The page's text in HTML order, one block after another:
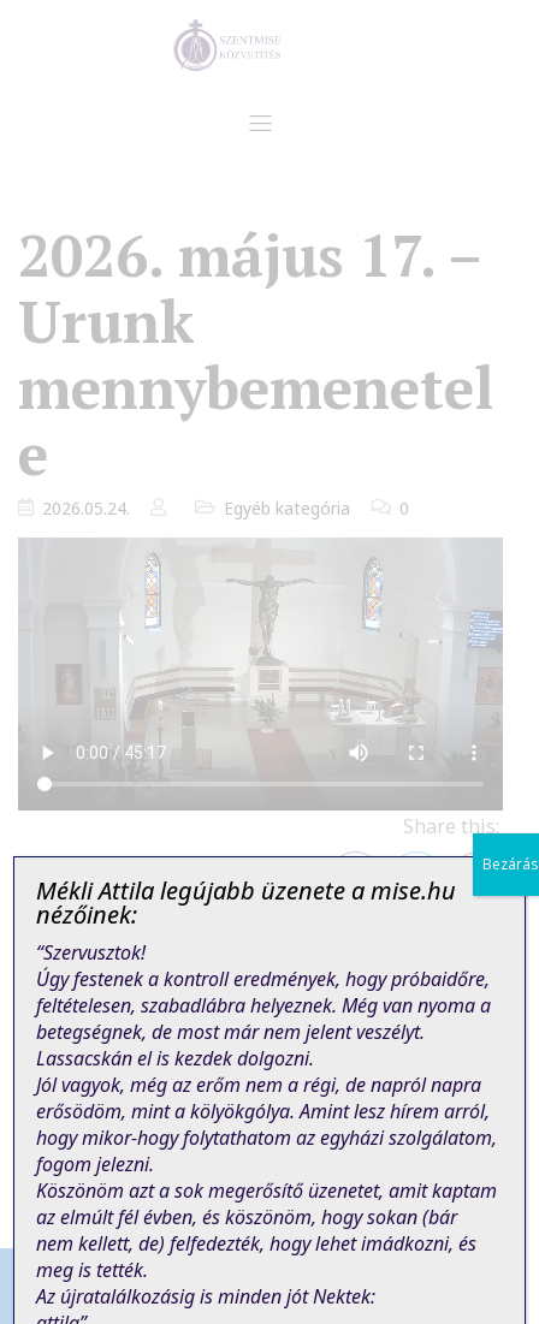
2026. május 17. –
Urunk
mennybemenetel
e
2026.05.24. Egyéb kategória 0
Share this:
PREVIOUS POST NEXT POST
Mékli Attila legújabb üzenete a mise.hu
nézőinek:
“Szervusztok!
Úgy festenek a kontroll eredmények, hogy próbaidőre,
feltételesen, szabadlábra helyeznek. Még van nyoma a
betegségnek, de most már nem jelent veszélyt.
Lassacskán el is kezdek dolgozni.
Jól vagyok, még az erőm nem a régi, de napról napra
erősödöm, mint a kölyökgólya. Amint lesz hírem arról,
hogy mikor-hogy folytathatom az egyházi szolgálatom,
fogom jelezni.
Köszönöm azt a sok megerősítő üzenetet, amit kaptam
az elmúlt fél évben, és köszönöm, hogy sokan (bár
nemkellett, de) felfedezték, hogy lehet imádkozni, és
meg is tették.
Az újratalálkozásig is minden jót Nektek:
Bezárás